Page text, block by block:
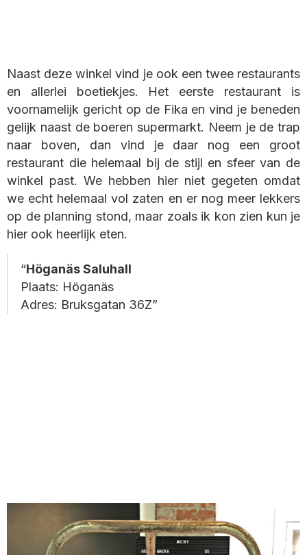
Naast deze winkel vind je ook een twee restaurants
en allerlei boetiekjes. Het eerste restaurant is
voornamelijk gericht op de Fika en vind je beneden
gelijk naast de boeren supermarkt. Neem je de trap
naar boven, dan vind je daar nog een groot
restaurant die helemaal bij de stijl en sfeer van de
winkel past. We hebben hier niet gegeten omdat
we echt helemaal vol zaten en er nog meer lekkers
op de planning stond, maar zoals ik kon zien kun je
hier ook heerlijk eten.
Höganäs Saluhall
Plaats: Höganäs
Adres: Bruksgatan 36Z